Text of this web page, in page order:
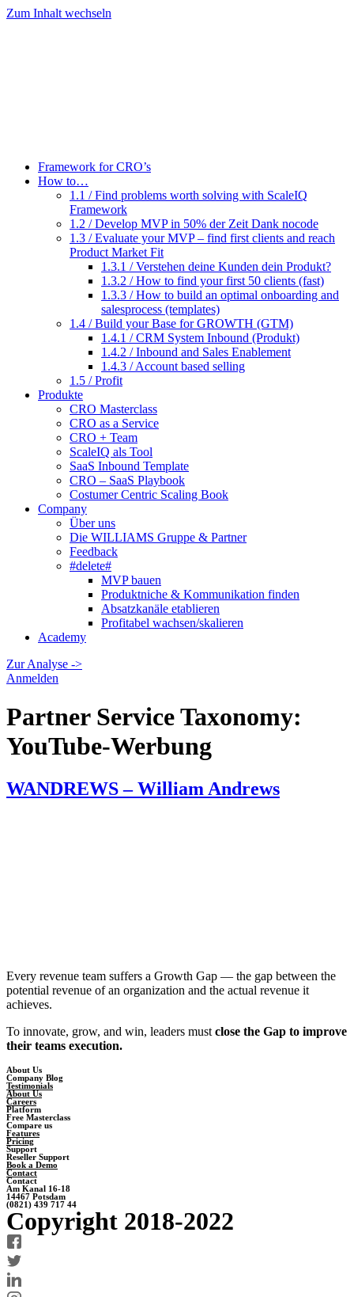
Zum Inhalt wechseln
Framework for CRO’s
How to…
1.1 / Find problems worth solving with ScaleIQ
Framework
1.2 / Develop MVP in 50% der Zeit Dank nocode
1.3 / Evaluate your MVP – find first clients and reach
Product Market Fit
1.3.1 / Verstehen deine Kunden dein Produkt?
1.3.2 / How to find your first 50 clients (fast)
1.3.3 / How to build an optimal onboarding and
salesprocess (templates)
1.4 / Build your Base for GROWTH (GTM)
1.4.1 / CRM System Inbound (Produkt)
1.4.2 / Inbound and Sales Enablement
1.4.3 / Account based selling
1.5 / Profit
Produkte
CRO Masterclass
CRO as a Service
CRO + Team
ScaleIQ als Tool
SaaS Inbound Template
CRO – SaaS Playbook
Costumer Centric Scaling Book
Company
Über uns
Die WILLIAMS Gruppe & Partner
Feedback
#delete#
MVP bauen
Produktniche & Kommunikation finden
Absatzkanäle etablieren
Profitabel wachsen/skalieren
Academy
Zur Analyse ->
Anmelden
Partner Service Taxonomy:
YouTube-Werbung
WANDREWS – William Andrews
Every revenue team suffers a Growth Gap — the gap between the
potential revenue of an organization and the actual revenue it
achieves.
To innovate, grow, and win, leaders must close the Gap to improve
their teams execution.
About Us
Company Blog
Testimonials
About Us
Careers
Platform
Free Masterclass
Compare us
Features
Pricing
Support
Reseller Support
Book a Demo
Contact
Contact
Am Kanal 16-18
14467 Potsdam
(0821) 439 717 44
Copyright 2018-2022